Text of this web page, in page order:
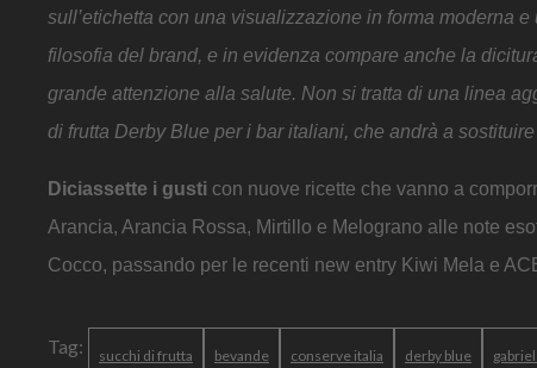
sull’etichetta con una visualizzazione in forma moderna
filosofia del brand, e in evidenza compare anche la
grande attenzione alla salute. Non si tratta di una linea
di frutta Derby Blue per i bar italiani, che andrà a
Diciassette i gusti con nuove ricette che vanno a
Arancia, Arancia Rossa, Mirtillo e Melograno alle note
Cocco, passando per le recenti new entry Kiwi Mela e
Tag: succhi di frutta bevande conserve italia derby blue